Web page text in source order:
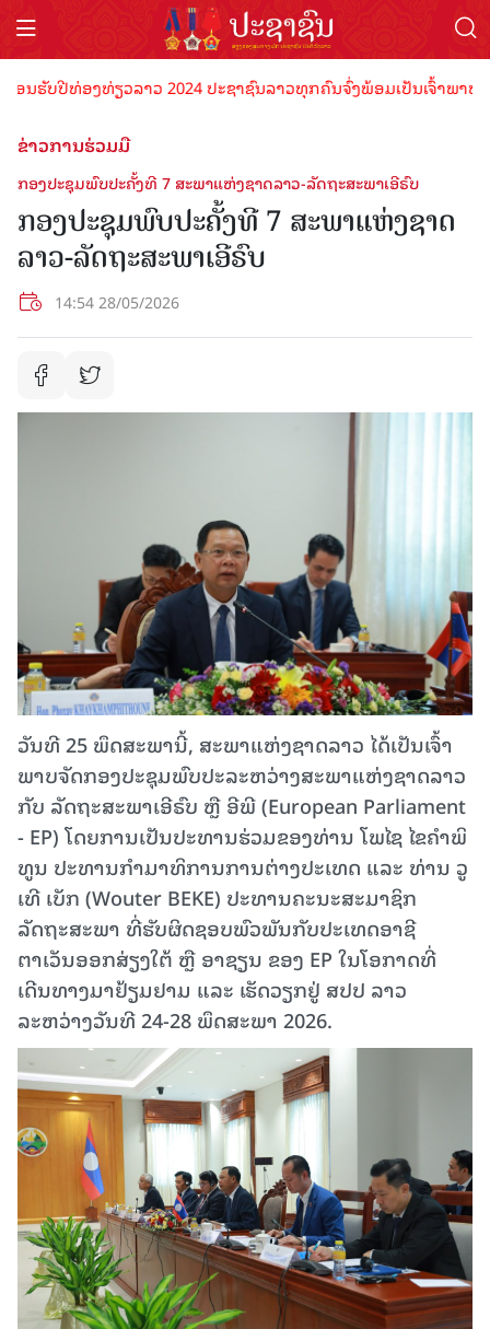
ບປີທ່ອງທ່ຽວລາວ 2024 ປະຊາຊົນລາວທຸກຄົນຈົ່ງພ້ອມເປັນເຈົ້າພາບທີ່ດີ
ຂ່າວການຮ່ວມມື
ກອງປະຊຸມພົບປະຄັ້ງທີ 7 ສະພາແຫ່ງຊາດລາວ-ລັດຖະສະພາເອີຣົບ
ກອງປະຊຸມພົບປະຄັ້ງທີ 7 ສະພາແຫ່ງຊາດ
ລາວ-ລັດຖະສະພາເອີຣົບ
14:54 28/05/2026
ວັນທີ 25 ພຶດສະພານີ້, ສະພາແຫ່ງຊາດລາວ ໄດ້ເປັນເຈົ້າ
ພາບຈັດກອງປະຊຸມພົບປະລະຫວ່າງສະພາແຫ່ງຊາດລາວ
ກັບ ລັດຖະສະພາເອີຣົບ ຫຼື ອີພີ (European Parliament
- EP) ໂດຍການເປັນປະທານຮ່ວມຂອງທ່ານ ໂພໄຊ ໄຂຄຳພິ
ທູນ ປະທານກຳມາທິການການຕ່າງປະເທດ ແລະ ທ່ານ ວູ
ເທີ ເບັກ (Wouter BEKE) ປະທານຄະນະສະມາຊິກ
ລັດຖະສະພາ ທີ່ຮັບຜິດຊອບພົວພັນກັບປະເທດອາຊີ
ຕາເວັນອອກສ່ຽງໃຕ້ ຫຼື ອາຊຽນ ຂອງ EP ໃນໂອກາດທີ່
ເດີນທາງມາຢ້ຽມຢາມ ແລະ ເຮັດວຽກຢູ່ ສປປ ລາວ
ລະຫວ່າງວັນທີ 24-28 ພຶດສະພາ 2026.